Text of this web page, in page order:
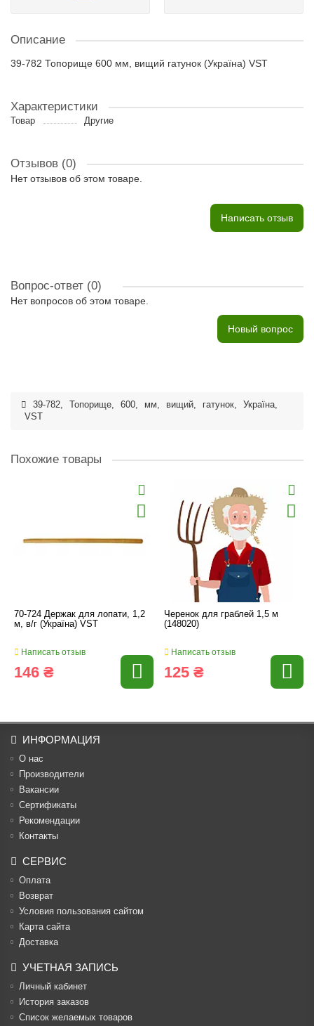
Описание
39-782 Топорище 600 мм, вищий гатунок (Україна) VST
Характеристики
Товар Другие
Отзывов (0)
Нет отзывов об этом товаре.
Написать отзыв
Вопрос-ответ (0)
Нет вопросов об этом товаре.
Новый вопрос
39-782, Топорище, 600, мм, вищий, гатунок, Україна,
VST
Похожие товары
70-724 Держак для лопати, 1,2
м, в/г (Україна) VST
Написать отзыв
146 ₴
Черенок для граблей 1,5 м
(148020)
Написать отзыв
125 ₴
ИНФОРМАЦИЯ
О нас
Производители
Вакансии
Cертификаты
Рекомендации
Контакты
СЕРВИС
Оплата
Возврат
Условия пользования сайтом
Карта сайта
Доставка
УЧЕТНАЯ ЗАПИСЬ
Личный кабинет
История заказов
Список желаемых товаров